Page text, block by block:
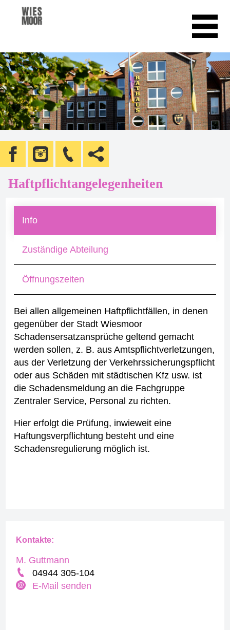
Haftpflichtangelegenheiten
Info
Zuständige Abteilung
Öffnungszeiten
Bei allen allgemeinen Haftpflichtfällen, in denen
gegenüber der Stadt Wiesmoor
Schadensersatzansprüche geltend gemacht
werden sollen, z. B. aus Amtspflichtverletzungen,
aus der Verletzung der Verkehrssicherungspflicht
oder aus Schäden mit städtischen Kfz usw. ist
die Schadensmeldung an die Fachgruppe
Zentraler Service, Personal zu richten.
Hier erfolgt die Prüfung, inwieweit eine
Haftungsverpflichtung besteht und eine
Schadensregulierung möglich ist.
Kontakte:
M. Guttmann
04944 305-104
E-Mail senden